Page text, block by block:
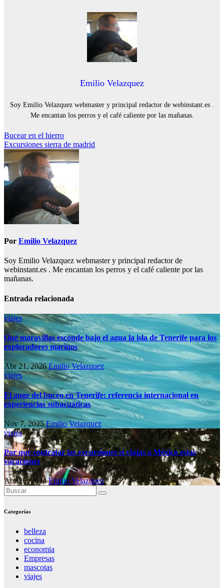
Emilio Velazquez
Soy Emilio Velazquez webmaster y principal redactor de webinstant.es .
Me encantan los perros y el café caliente por las mañanas.
Navegación
de
entradas
Bucear en el hierro
Excursiones sierra de madrid
Por Emilio Velazquez
Soy Emilio Velazquez webmaster y principal redactor de
webinstant.es . Me encantan los perros y el café caliente por las
mañanas.
Entrada relacionada
viajes
Qué maravillas esconde bajo el agua la isla de Tenerife para los
exploradores marinos
Abr 21, 2026Emilio Velazquez
viajes
El auge del buceo en Tenerife: referencia internacional en
experiencias subacuáticas
Nov 7, 2025Emilio Velazquez
viajes
Por qué contratar las excursiones si viajas a México estas
vacaciones
Abr 26, 2024Emilio Velazquez
Categorías
belleza
cocina
economia
Empresas
mascotas
viajes